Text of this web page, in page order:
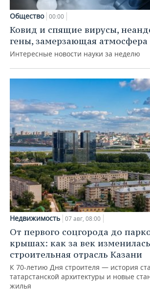
Общество 00:00
Ковид и спящие вирусы,
гены, замерзающая атмосфера
Интересные новости науки за неделю
Недвижимость 07 авг, 08:00
От первого соцгорода до
крышах: как за век изменилась
строительная отрасль Казани
К 70-летию Дня строителя — история
татарстанской архитектуры и новые
жилья